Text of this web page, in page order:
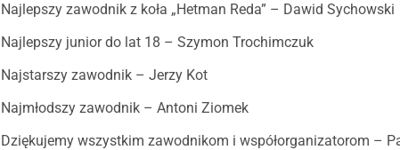
Najlepszy zawodnik z koła „Hetman Reda” – Dawid Sychowski
Najlepszy junior do lat 18 – Szymon Trochimczuk
Najstarszy zawodnik – Jerzy Kot
Najmłodszy zawodnik – Antoni Ziomek
Dziękujemy wszystkim zawodnikom i współorganizatorom –